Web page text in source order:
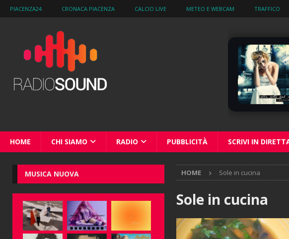
PIACENZA24 CRONACA PIACENZA CALCIO LIVE METEO E WEBCAM TRAFFICO
HOME CHI SIAMO RADIO PUBBLICITÀ SCRIVI IN
HOME Sole in cucina
Sole in cucina
MUSICA NUOVA